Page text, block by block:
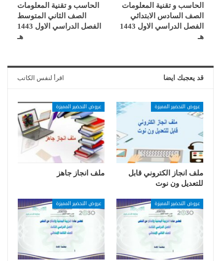
الحاسب و تقنية المعلومات
الصف السادس الابتدائي
الفصل الدراسي الاول 1443
هـ
الحاسب و تقنية المعلومات
الصف الثاني المتوسط
الفصل الدراسي الاول 1443
هـ
قد يعجبك ايضا اقرأ لنفس الكاتب
عروض التحضير المميزة
ملف انجاز الكتروني قابل
للتعديل ون نوت
عروض التحضير المميزة
ملف انجاز جاهز
عروض التحضير المميزة عروض التحضير المميزة